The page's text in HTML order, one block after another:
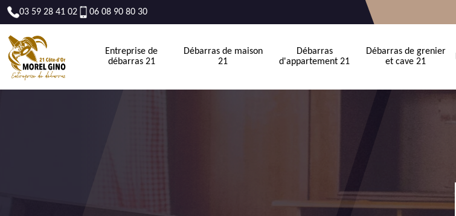
03 59 28 41 02 06 08 90 80 30
Entreprise de
débarras 21
Débarras de maison
21
Débarras
d'appartement 21
Débarras de grenier
et cave 21